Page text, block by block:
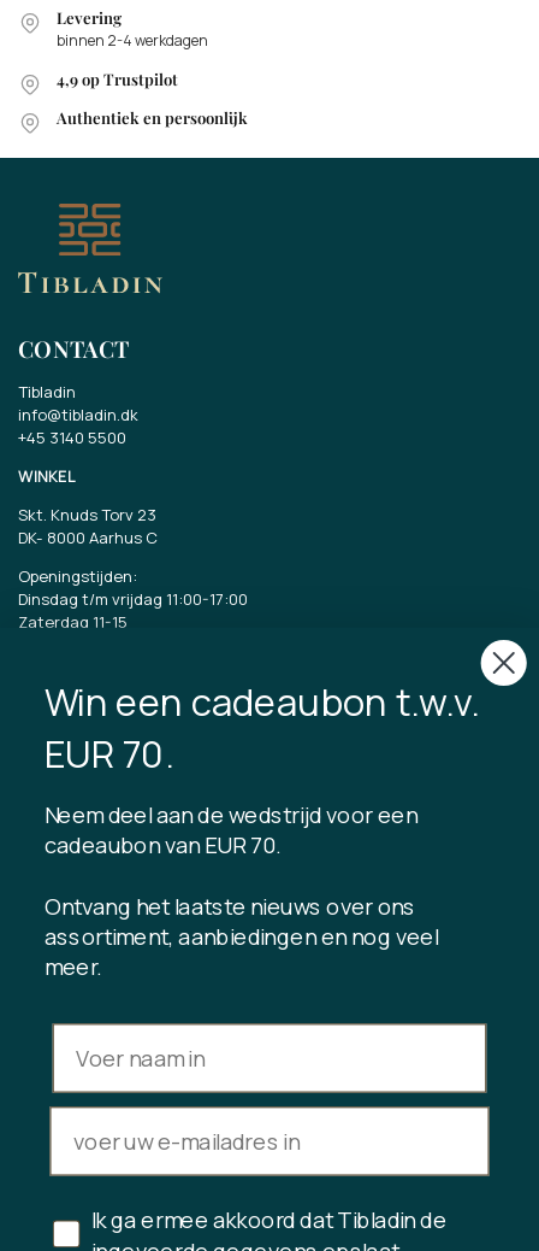
Levering
binnen 2-4 werkdagen
4,9 op Trustpilot
Authentiek en persoonlijk
CONTACT
Tibladin
info@tibladin.dk
+45 3140 5500
WINKEL
Skt. Knuds Torv 23
DK- 8000 Aarhus C
Openingstijden:
Dinsdag t/m vrijdag 11:00-17:00
Zaterdag 11-15
TIBLADIN
Over Tibladin
Duurzame productie
Klantenclub registreren
Neem contact met ons op
INFORMATIE
Privacybeleid
Copyright © 2024 Tibladin – Alle rechten voorbehouden
Win een cadeaubon t.w.v.
EUR 70.
Neem deel aan de wedstrijd voor een
cadeaubon van EUR 70.
Ontvang het laatste nieuws over ons
assortiment, aanbiedingen en nog veel
meer.
Ik ga ermee akkoord dat Tibladin de